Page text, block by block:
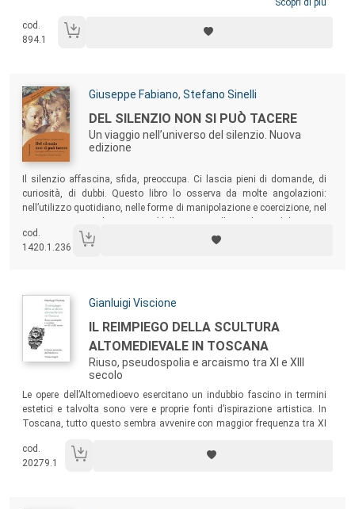
Theodor Däubler e Konrad Weiss, fino ai pittori Emil Nolde, Werner
artistiche più significative della sua epoca, rivelandosi un pensatore
eccentrico e rifiutando l’accusa di degenerazione mossa dal
Scopri di più
cod.
894.1
Autori:
Giuseppe Fabiano, Stefano Sinelli
Titolo:
DEL SILENZIO NON SI PUÒ TACERE
Un viaggio nell’universo del silenzio. Nuova
edizione
Sommario:
Il silenzio affascina, sfida, preoccupa. Ci lascia pieni di domande, di
curiosità, di dubbi. Questo libro lo osserva da molte angolazioni:
nell’utilizzo quotidiano, nelle forme di manipolazione e coercizione, nel
alla musica), nella sua immanenza nella spiritualità e nella
psicoterapia.
cod.
1420.1.236
Autori:
Gianluigi Viscione
Titolo:
IL REIMPIEGO DELLA SCULTURA
ALTOMEDIEVALE IN TOSCANA
Riuso, pseudospolia e arcaismo tra XI e XIII
secolo
Le opere dell’Altomedioevo esercitano un indubbio fascino in termini
estetici e talvolta sono vere e proprie fonti d’ispirazione artistica. In
Toscana, tutto questo sembra avvenire con maggior frequenza tra XI
vincente del naturalismo di derivazione classica.
cod.
20279.1